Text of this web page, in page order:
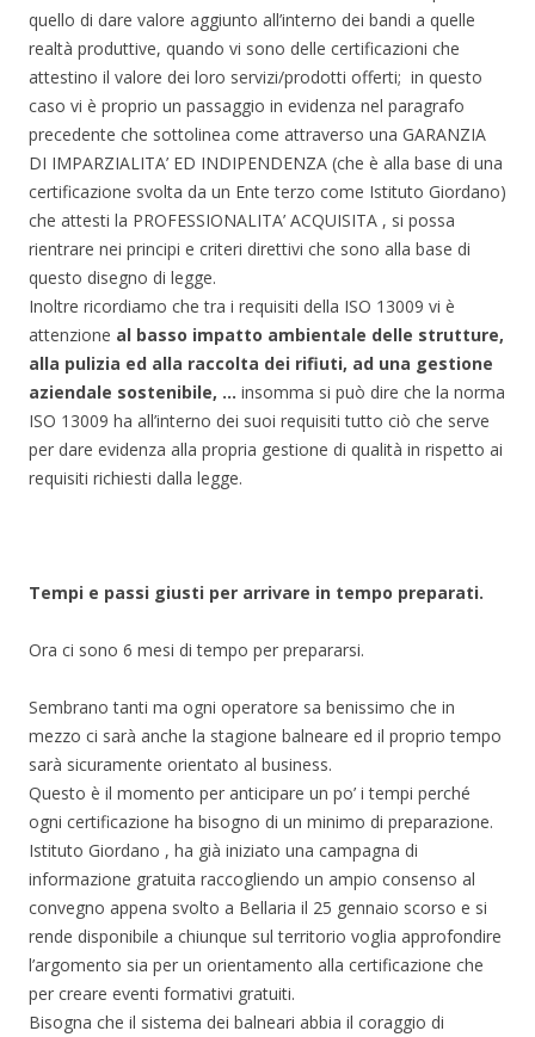
quello di dare valore aggiunto all’interno dei bandi a quelle
realtà produttive, quando vi sono delle certificazioni che
attestino il valore dei loro servizi/prodotti offerti; in questo
caso vi è proprio un passaggio in evidenza nel paragrafo
precedente che sottolinea come attraverso una GARANZIA
DI IMPARZIALITA’ ED INDIPENDENZA (che è alla base di una
certificazione svolta da un Ente terzo come Istituto Giordano)
che attesti la PROFESSIONALITA’ ACQUISITA , si possa
rientrare nei principi e criteri direttivi che sono alla base di
questo disegno di legge.
Inoltre ricordiamo che tra i requisiti della ISO 13009 vi è
attenzione al basso impatto ambientale delle strutture,
alla pulizia ed alla raccolta dei rifiuti, ad una gestione
aziendale sostenibile, … insomma si può dire che la norma
ISO 13009 ha all’interno dei suoi requisiti tutto ciò che serve
per dare evidenza alla propria gestione di qualità in rispetto ai
requisiti richiesti dalla legge.
Tempi e passi giusti per arrivare in tempo preparati.
Ora ci sono 6 mesi di tempo per prepararsi.
Sembrano tanti ma ogni operatore sa benissimo che in
mezzo ci sarà anche la stagione balneare ed il proprio tempo
sarà sicuramente orientato al business.
Questo è il momento per anticipare un po’ i tempi perché
ogni certificazione ha bisogno di un minimo di preparazione.
Istituto Giordano , ha già iniziato una campagna di
informazione gratuita raccogliendo un ampio consenso al
convegno appena svolto a Bellaria il 25 gennaio scorso e si
rende disponibile a chiunque sul territorio voglia approfondire
l’argomento sia per un orientamento alla certificazione che
per creare eventi formativi gratuiti.
Bisogna che il sistema dei balneari abbia il coraggio di